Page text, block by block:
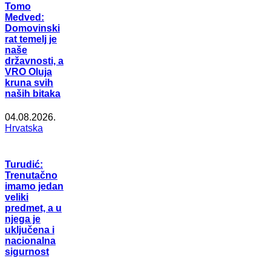
Tomo
Medved:
Domovinski
rat temelj je
naše
državnosti, a
VRO Oluja
kruna svih
naših bitaka
04.08.2026.
Hrvatska
Turudić:
Trenutačno
imamo jedan
veliki
predmet, a u
njega je
uključena i
nacionalna
sigurnost